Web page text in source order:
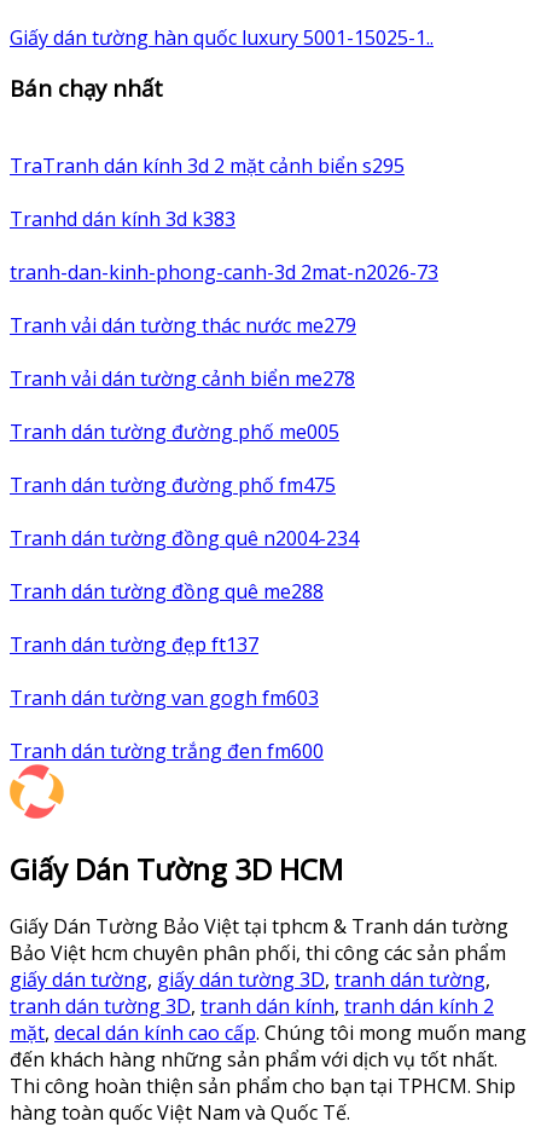
Giấy dán tường hàn quốc luxury 5001-15025-1..
Bán chạy nhất
TraTranh dán kính 3d 2 mặt cảnh biển s295
Tranhd dán kính 3d k383
tranh-dan-kinh-phong-canh-3d 2mat-n2026-73
Tranh vải dán tường thác nước me279
Tranh vải dán tường cảnh biển me278
Tranh dán tường đường phố me005
Tranh dán tường đường phố fm475
Tranh dán tường đồng quê n2004-234
Tranh dán tường đồng quê me288
Tranh dán tường đẹp ft137
Tranh dán tường van gogh fm603
Tranh dán tường trắng đen fm600
Giấy Dán Tường 3D HCM
Giấy Dán Tường Bảo Việt tại tphcm & Tranh dán tường
Bảo Việt hcm chuyên phân phối, thi công các sản phẩm
giấy dán tường, giấy dán tường 3D, tranh dán tường,
tranh dán tường 3D, tranh dán kính, tranh dán kính 2
mặt, decal dán kính cao cấp. Chúng tôi mong muốn mang
đến khách hàng những sản phẩm với dịch vụ tốt nhất.
Thi công hoàn thiện sản phẩm cho bạn tại TPHCM. Ship
hàng toàn quốc Việt Nam và Quốc Tế.